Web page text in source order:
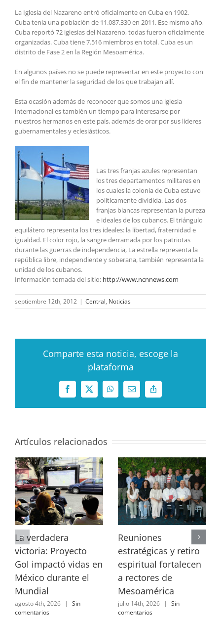
La Iglesia del Nazareno entró oficialmente en Cuba en 1902.
Cuba tenía una población de 11.087.330 en 2011. Ese mismo año,
Cuba reportó 72 iglesias del Nazareno, todas fueron oficialmente
organizadas. Cuba tiene 7.516 miembros en total. Cuba es un
distrito de Fase 2 en la Región Mesoamérica.
En algunos países no se puede representar en este proyecto con
el fin de mantener la seguridad de los que trabajan allí.
Esta ocasión además de reconocer que somos una iglesia
internacional es también un tiempo para interesarse por
nuestros hermanos en este país, además de orar por sus líderes
gubernamentales y eclesiásticos.
Las tres franjas azules representan
los tres departamentos militares en
los cuales la colonia de Cuba estuvo
políticamente dividida. Las dos
franjas blancas representan la pureza
e ideales de los cubanos. El triángulo
equilátero representa los tres ideales: la libertad, fraternidad e
igualdad. El color rojo, la sangre derramada por los patriotas
durante las guerras de independencia, La estrella representa la
república libre, independiente y soberana, también representa la
unidad de los cubanos.
Información tomada del sitio: http://www.ncnnews.com
septiembre 12th, 2012 | Central, Noticias
Comparte esta noticia, escoge la
plataforma
Facebook
X WhatsAppCorreo
electrónico
Copy
Link
Artículos relacionados
La verdadera
victoria: Proyecto
Gol impactó vidas en
México durante el
Mundial
agosto 4th, 2026 |
Sin
comentarios
Reuniones
estratégicas y retiro
espiritual fortalecen
a rectores de
Mesoamérica
julio 14th, 2026 |
Sin
comentarios